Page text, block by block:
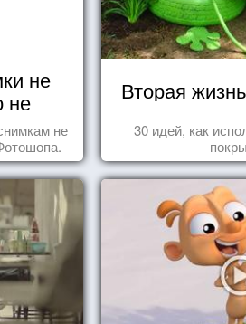
не
не
не
Вторая
30 идей, как